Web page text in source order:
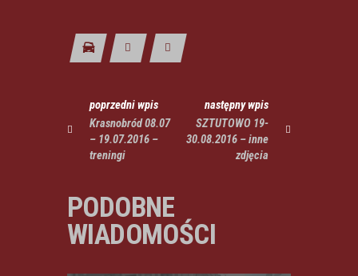
poprzedni wpis
Krasnobród 08.07
– 19.07.2016 –
treningi
następny wpis
SZTUTOWO 19-
30.08.2016 – inne
zdjęcia
PODOBNE
WIADOMOŚCI